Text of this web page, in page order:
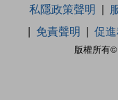
版權所有
私隱政策聲明
免責聲明
促